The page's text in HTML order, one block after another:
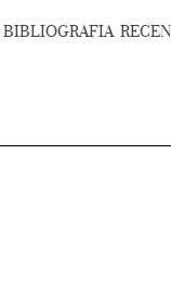
BIBLIOGRAFIA